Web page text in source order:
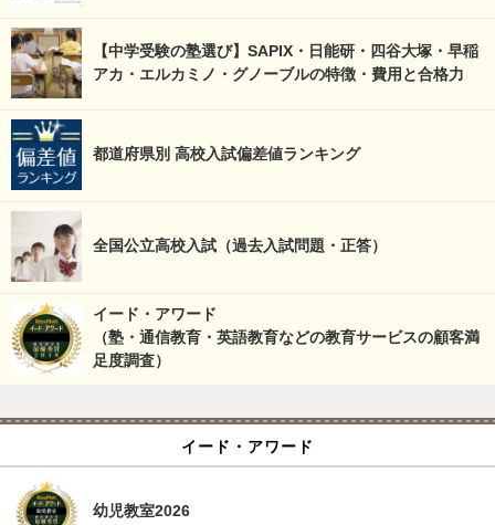
【中学受験の塾選び】SAPIX・日能研・四谷大塚・早稲
アカ・エルカミノ・グノーブルの特徴・費用と合格力
都道府県別 高校入試偏差値ランキング
全国公立高校入試（過去入試問題・正答）
イード・アワード
（塾・通信教育・英語教育などの教育サービスの顧客満
足度調査）
イード・アワード
幼児教室2026